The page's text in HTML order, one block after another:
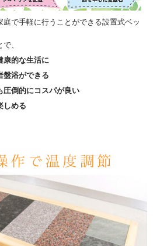
で手軽に行うことができる設置式ベッ
、
康的な生活に
盤浴ができる
圧倒的にコスパが良い
しめる